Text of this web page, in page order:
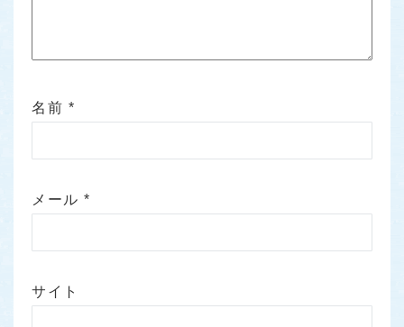
名前 *
メール*
サイト